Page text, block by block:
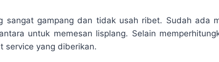
sangat gampang dan tidak usah ribet. Sudah ada
untuk memesan lisplang. Selain
service yang diberikan.